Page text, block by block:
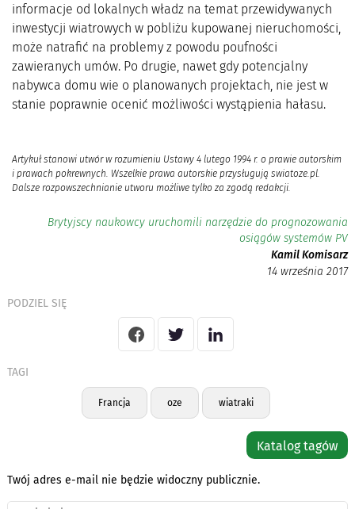
informacje od lokalnych władz na temat przewidywanych
inwestycji wiatrowych w pobliżu kupowanej nieruchomości,
może natrafić na problemy z powodu poufności
zawieranych umów. Po drugie, nawet gdy potencjalny
nabywca domu wie o planowanych projektach, nie jest w
stanie poprawnie ocenić możliwości wystąpienia hałasu.
Artykuł stanowi utwór w rozumieniu Ustawy 4 lutego 1994 r. o prawie autorskim
i prawach pokrewnych. Wszelkie prawa autorskie przysługują swiatoze.pl.
Dalsze rozpowszechnianie utworu możliwe tylko za zgodą redakcji.
Brytyjscy naukowcy uruchomili narzędzie do prognozowania
osiągów systemów PV
Kamil Komisarz
14 września 2017
PODZIEL SIĘ
TAGI
Francja oze wiatraki
Katalog tagów
Twój adres e-mail nie będzie widoczny publicznie.